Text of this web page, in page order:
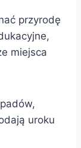
przyrodę
miejsca
uroku